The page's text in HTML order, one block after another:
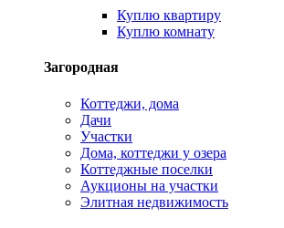
Куплю квартиру
Куплю комнату
Загородная
Коттеджи, дома
Дачи
Участки
Дома, коттеджи у озера
Коттеджные поселки
Аукционы на участки
Элитная недвижимость